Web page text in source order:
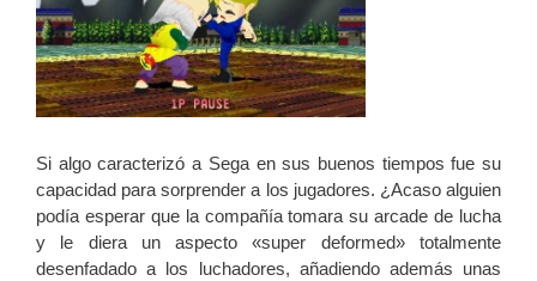
Si algo caracterizó a Sega en sus buenos tiempos fue su
capacidad para sorprender a los jugadores. ¿Acaso alguien
podía esperar que la compañía tomara su arcade de lucha
y le diera un aspecto «super deformed» totalmente
desenfadado a los luchadores, añadiendo además unas